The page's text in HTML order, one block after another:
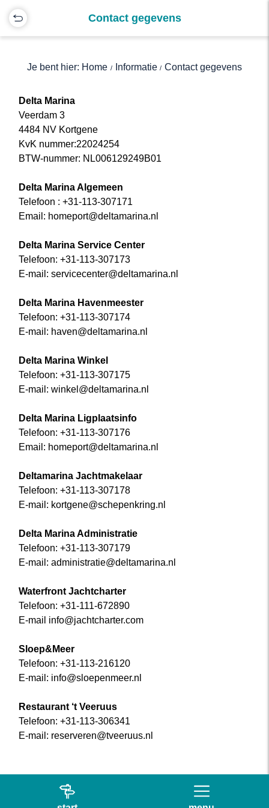
Contact gegevens
Je bent hier: Home Informatie Contact gegevens
Delta Marina
Veerdam 3
4484 NV Kortgene
KvK nummer:22024254
BTW-nummer: NL006129249B01
Delta Marina Algemeen
Telefoon : +31-113-307171
Email: homeport@deltamarina.nl
Delta Marina Service Center
Telefoon: +31-113-307173
E-mail: servicecenter@deltamarina.nl
Delta Marina Havenmeester
Telefoon: +31-113-307174
E-mail: haven@deltamarina.nl
Delta Marina Winkel
Telefoon: +31-113-307175
E-mail: winkel@deltamarina.nl
Delta Marina Ligplaatsinfo
Telefoon: +31-113-307176
Email: homeport@deltamarina.nl
Deltamarina Jachtmakelaar
Telefoon: +31-113-307178
E-mail: kortgene@schepenkring.nl
Delta Marina Administratie
Telefoon: +31-113-307179
E-mail: administratie@deltamarina.nl
Waterfront Jachtcharter
Telefoon: +31-111-672890
E-mail info@jachtcharter.com
Sloep&Meer
Telefoon: +31-113-216120
E-mail: info@sloepenmeer.nl
Restaurant ‘t Veeruus
Telefoon: +31-113-306341
E-mail: reserveren@tveeruus.nl